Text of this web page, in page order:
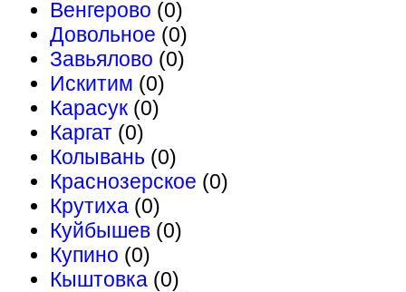
Венгерово (0)
Довольное (0)
Завьялово (0)
Искитим (0)
Карасук (0)
Каргат (0)
Колывань (0)
Краснозерское (0)
Крутиха (0)
Куйбышев (0)
Купино (0)
Кыштовка (0)